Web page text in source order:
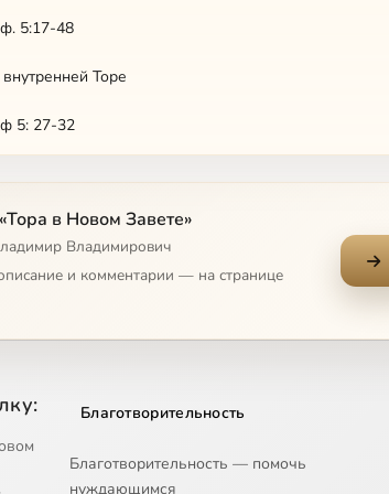
5:17-48
Торе
5: 27-32
5: 38-48
5: 43-48
наш, 1
наш, 2
в Новом Завете»
Владимирович
и комментарии — на странице
Благотворительность
Благотворительность — помочь
нуждающимся